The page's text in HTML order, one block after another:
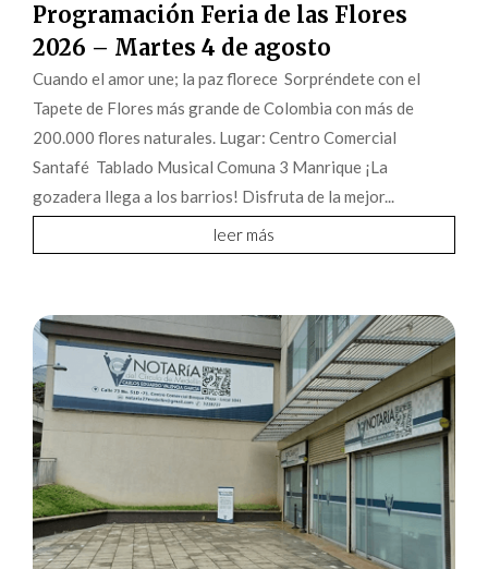
Programación Feria de las Flores
2026 – Martes 4 de agosto
Cuando el amor une; la paz florece Sorpréndete con el
Tapete de Flores más grande de Colombia con más de
200.000 flores naturales. Lugar: Centro Comercial
Santafé Tablado Musical Comuna 3 Manrique ¡La
gozadera llega a los barrios! Disfruta de la mejor...
leer más